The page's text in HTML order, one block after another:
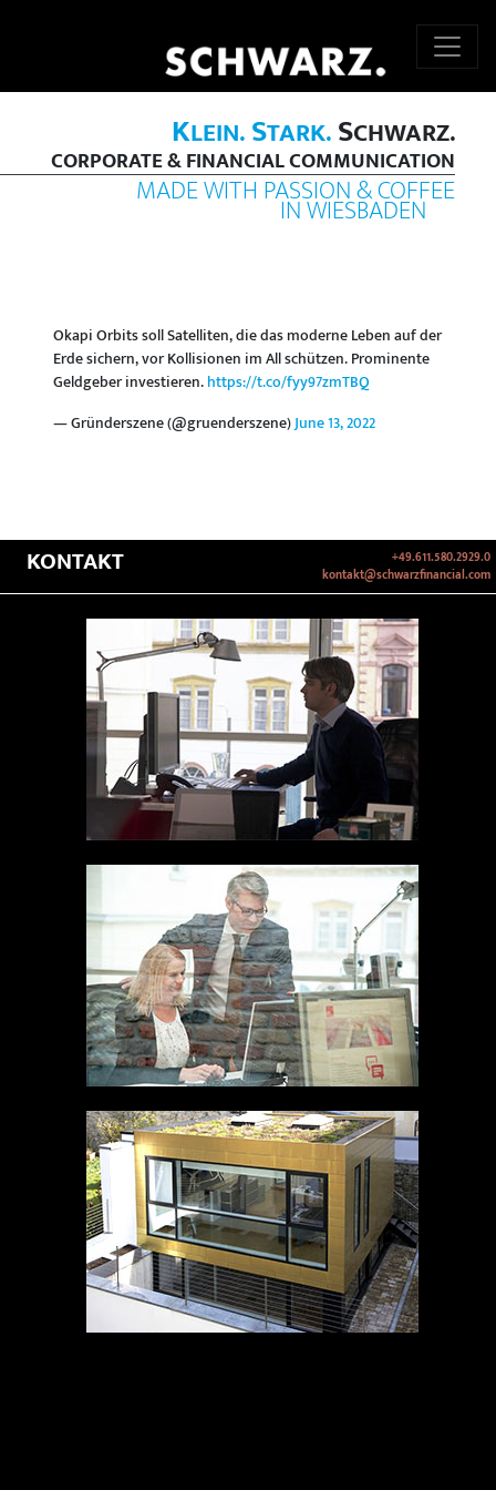
KLEIN.STARK.SCHWARZ.
CORPORATE & FINANCIAL COMMUNICATION
MADE WITH PASSION & COFFEE
IN WIESBADEN
Okapi Orbits soll Satelliten, die das moderne Leben auf der
Erde sichern, vor Kollisionen im All schützen. Prominente
Geldgeber investieren.https://t.co/fyy97zmTBQ
— Gründerszene (@gruenderszene)June 13, 2022
KONTAKT
+49.611.580.2929.0
kontakt@schwarzfinancial.com